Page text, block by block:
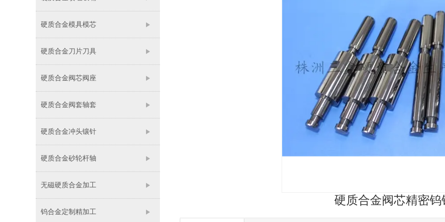
硬质合金模具模芯
硬质合金刀片刀具
硬质合金阀芯阀座
硬质合金阀套轴套
硬质合金冲头镶针
硬质合金砂轮杆轴
无磁硬质合金加工
钨合金定制精加工
硬质合金阀芯精密钨